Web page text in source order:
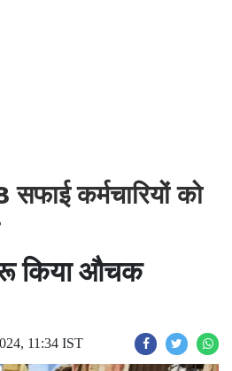
कर्मचारियों को
किया औचक
11:34 IST